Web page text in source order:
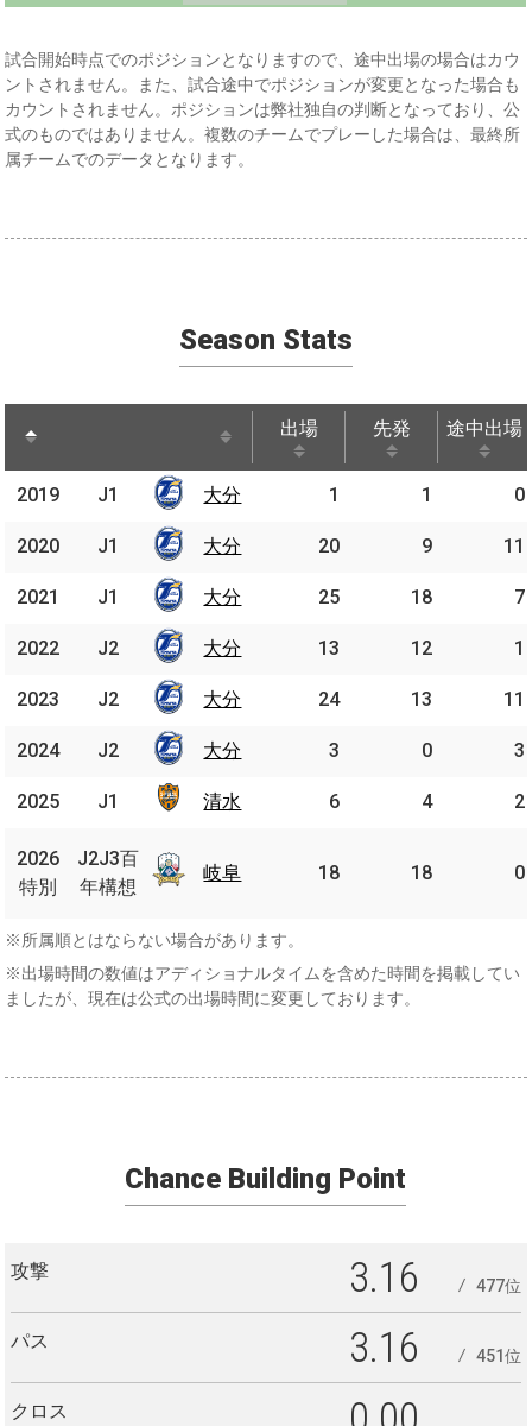
試合開始時点でのポジションとなりますので、途中出場の場合はカウ
ントされません。また、試合途中でポジションが変更となった場合も
カウントされません。ポジションは弊社独自の判断となっており、公
式のものではありません。複数のチームでプレーした場合は、最終所
属チームでのデータとなります。
Season Stats
出場 先発 途中出場
途中出場
2019 大分 1 1 0
2020 大分 20 9 11
2021 大分 25 18 7
2022 大分 13 12 1
2023 大分 24 13 11
2024 大分 3 0 3
2025 清水 6 4 2
2026
特別
百年
構想
岐阜 18 18 0
2019 J1 大分
2020 J1 大分
2021 J1 大分
2022 J2 大分
2023 J2 大分
2024 J2 大分
2025 J1 清水
2026
特別
J2J3百
年構想
岐阜
※所属順とはならない場合があります。
※出場時間の数値はアディショナルタイムを含めた時間を掲載してい
ましたが、現在は公式の出場時間に変更しております。
Chance Building Point
攻撃 3.16 477位
パス 3.16 451位
クロス